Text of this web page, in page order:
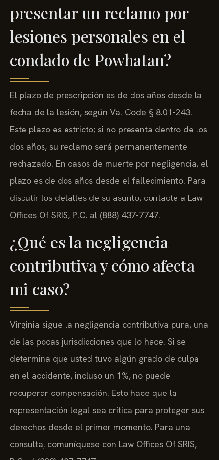
presentar un reclamo por
lesiones personales en el
condado de Powhatan?
El plazo de prescripción es de dos años desde la
fecha de la lesión, según Va. Code § 8.01-243.
Este plazo es estricto; si no presenta dentro de los
dos años, su reclamo será permanentemente
rechazado. En casos de muerte por negligencia, el
plazo es de dos años desde el fallecimiento. Para
discutir los detalles de su asunto, contacte a Law
Offices Of SRIS, P.C. al (888) 437-7747.
¿Qué es la negligencia
contributiva y cómo afecta
mi caso?
Virginia sigue la negligencia contributiva pura, una
de las pocas jurisdicciones que lo hace. Si se
determina que usted tuvo algún grado de culpa
en el accidente, incluso un 1%, no puede
recuperar compensación. Esto hace que la
representación legal sea crítica para proteger sus
derechos desde el primer momento. Para una
consulta, comuníquese con Law Offices Of SRIS,